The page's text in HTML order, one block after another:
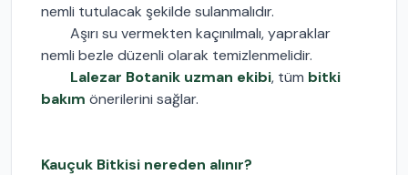
nemli tutulacak şekilde sulanmalıdır.
Aşırı su vermekten kaçınılmalı, yapraklar
nemli bezle düzenli olarak temizlenmelidir.
Lalezar Botanik uzman ekibi, tüm bitki
bakım önerilerini sağlar.
Kauçuk Bitkisi nereden alınır?